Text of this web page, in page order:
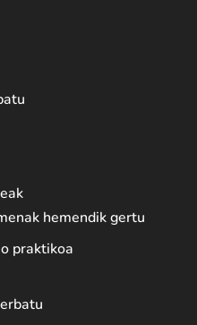
hemendik gertu
praktikoa